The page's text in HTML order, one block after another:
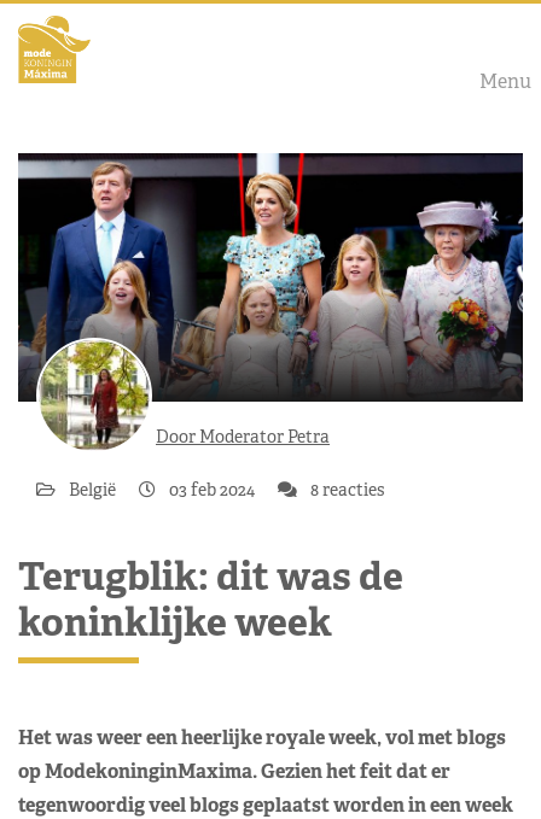
Menu
Door Moderator Petra
België 03 feb 2024 8 reacties
Terugblik: dit was de
koninklijke week
Het was weer een heerlijke royale week, vol met blogs
op ModekoninginMaxima. Gezien het feit dat er
tegenwoordig veel blogs geplaatst worden in een week